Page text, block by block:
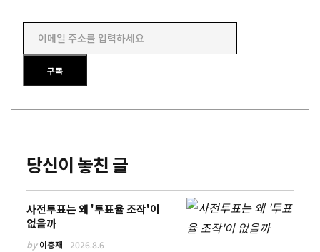
이메일 주소를 입력하세요
구독
당신이 놓친 글
사전투표는 왜 '투표율 조작'이
없을까
by이충재 2026.8.6